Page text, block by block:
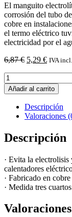
El manguito
corrosión del tubo
cobre en
el termo eléctrico
electricidad por el
6,87€ El
era:
6,87 €.
5,29 €El
es:
5,29 €.
IVA incl.
Manguito
electrolitico
HH
D.1"
cantidad
Añadir al carrito
Descripción
Valoraciones
Descripción
· Evita la electrolisis
calentadores
· Fabricado en
· Medida tres
Valoraciones